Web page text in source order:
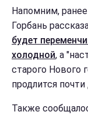
Напомним,
Горбань
будет
холодной, а
старого Нового
продлится почти
Также